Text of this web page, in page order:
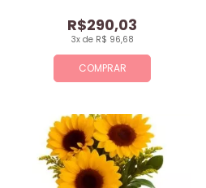
COMPRAR
3x de R$ 96,68
R$290,03